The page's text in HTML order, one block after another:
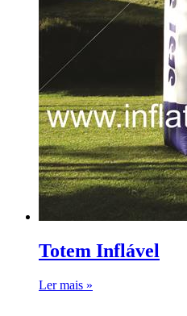
Totem Inflável
Ler mais »